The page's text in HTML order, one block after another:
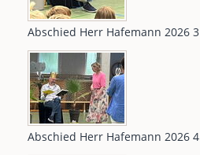
Abschied Herr Hafemann 2026 3
Abschied Herr Hafemann 2026 4